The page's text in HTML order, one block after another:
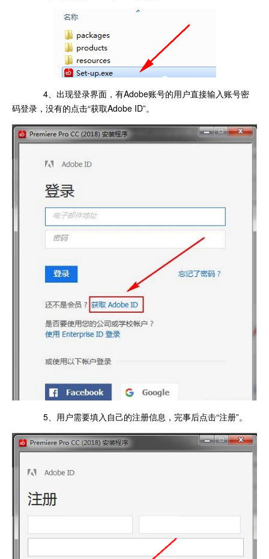
4、出现登录界面，有Adobe账号的用户直接输入账号密
码登录，没有的点击“获取Adobe ID”。
5、用户需要填入自己的注册信息，完事后点击“注册”。